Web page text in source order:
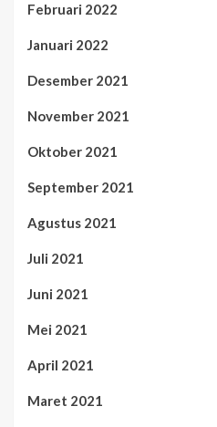
Februari 2022
Januari 2022
Desember 2021
November 2021
Oktober 2021
September 2021
Agustus 2021
Juli 2021
Juni 2021
Mei 2021
April 2021
Maret 2021